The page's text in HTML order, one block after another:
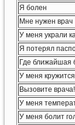
Я болен
Мне нужен врач
У меня украли
Я потерял
Где ближайшая
У меня
Вызовите врача!
У меня
У меня болит